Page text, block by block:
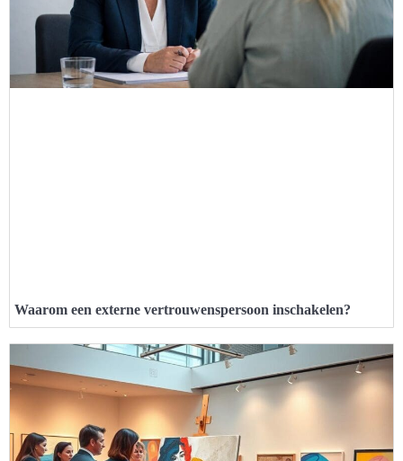
Waarom een externe vertrouwenspersoon inschakelen?